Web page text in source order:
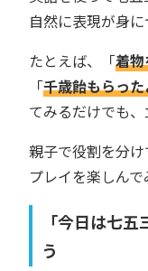
自然に表現が身に
たとえば、「着
「千歳飴もらっ
てみるだけでも、
親子で役割を分
プレイを楽しんで
「今日は七
う